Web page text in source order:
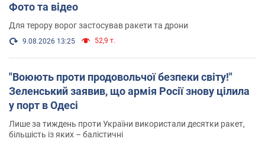
Фото та відео
Для терору ворог застосував ракети та дрони
9.08.2026 13:25 52,9 т.
"Воюють проти продовольчої безпеки світу!"
Зеленський заявив, що армія Росії знову цілила
у порт в Одесі
Лише за тиждень проти України використали десятки ракет,
більшість із яких – балістичні